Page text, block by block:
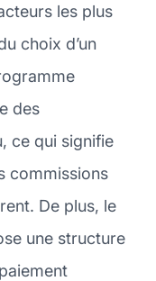
les plus
choix d’un
des
ce qui signifie
commissions
De plus, le
une structure